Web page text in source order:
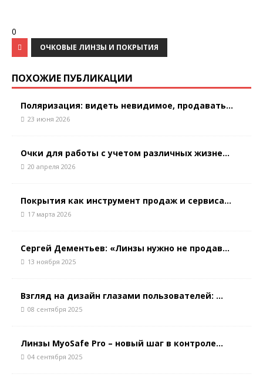
0
ОЧКОВЫЕ ЛИНЗЫ И ПОКРЫТИЯ
ПОХОЖИЕ ПУБЛИКАЦИИ
Поляризация: видеть невидимое, продавать...
23 июня 2026
Очки для работы с учетом различных жизне...
20 апреля 2026
Покрытия как инструмент продаж и сервиса...
17 марта 2026
Сергей Дементьев: «Линзы нужно не продав...
13 ноября 2025
Взгляд на дизайн глазами пользователей: ...
08 сентября 2025
Линзы MyoSafe Pro – новый шаг в контроле...
04 сентября 2025